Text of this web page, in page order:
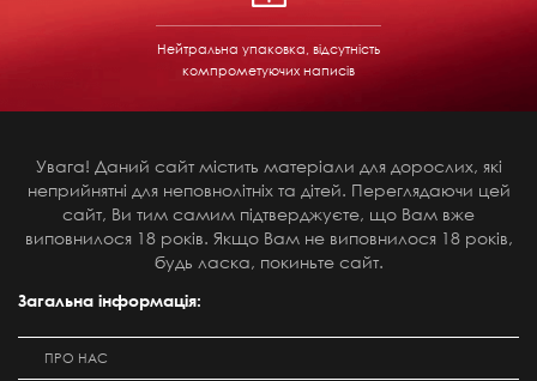
Нейтральна упаковка, відсутність
компрометуючих написів
Увага! Даний сайт містить матеріали для дорослих, які
неприйнятні для неповнолітніх та дітей. Переглядаючи цей
сайт, Ви тим самим підтверджуєте, що Вам вже
виповнилося 18 років. Якщо Вам не виповнилося 18 років,
будь ласка, покиньте сайт.
Загальна інформація:
ПРО НАС